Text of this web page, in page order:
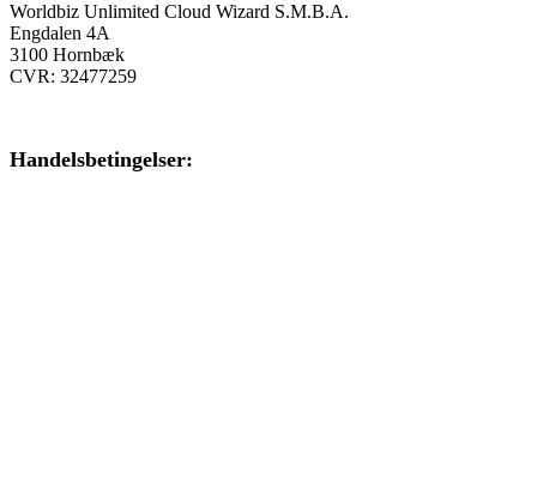
Worldbiz Unlimited Cloud Wizard S.M.B.A.
Engdalen 4A
3100 Hornbæk
CVR: 32477259
Handelsbetingelser: